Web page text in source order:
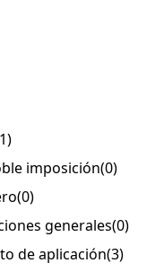
imposición(0)
(0)
generales(0)
de aplicación(3)